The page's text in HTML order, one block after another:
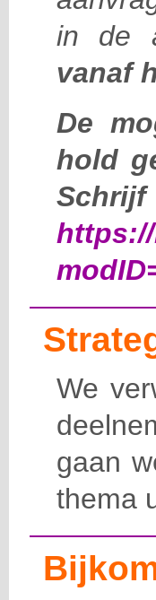
in de
vanaf
De
hold
We
gaan
thema